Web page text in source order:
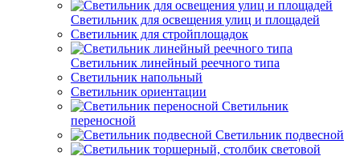
Светильник для освещения улиц и площадей
Светильник для стройплощадок
Светильник линейный реечного типа
Светильник напольный
Светильник ориентации
Светильник
переносной
Светильник подвесной